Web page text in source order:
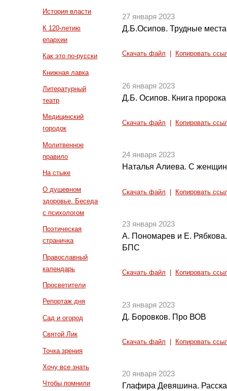
История власти
К 120-летию
епархии
Как это по-русски
Книжная лавка
Литературный
театр
Медицинский
городок
Молитвенное
правило
На стыке
О душевном
здоровье. Беседа
с психологом
Поэтическая
страничка
Православный
календарь
Просветители
Репортаж дня
Сад и огород
Святой Лик
Точка зрения
Хочу все знать
Чтобы помнили
27 января 2023
Д.Б.Осипов. Трудные
Скачать файл Копировать
26 января 2023
Д.Б. Осипов. Книга
Скачать файл Копировать
24 января 2023
Наталья Алиева. С женщин
Скачать файл Копировать
23 января 2023
А. Пономарев и Е.
БПС
Скачать файл Копировать
23 января 2023
Д. Боровков. Про ВОВ
Скачать файл Копировать
20 января 2023
Глафира Девяшина.